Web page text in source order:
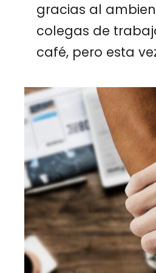
gracias al
colegas de
café, pero esta